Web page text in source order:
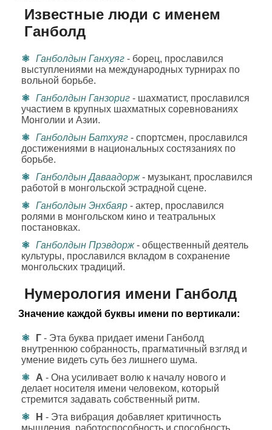
Известные люди с именем
Ганболд
Ганболдын Ганхуяг - борец, прославился
выступлениями на международных турнирах по
вольной борьбе.
Ганболдын Ганзориг - шахматист, прославился
участием в крупных шахматных соревнованиях
Монголии и Азии.
Ганболдын Батхуяг - спортсмен, прославился
достижениями в национальных состязаниях по
борьбе.
Ганболдын Даваадорж- музыкант, прославился
работой в монгольской эстрадной сцене.
Ганболдын Энхбаяр - актер, прославился
ролями в монгольском кино и театральных
постановках.
Ганболдын Прэвдорж- общественный деятель
культуры, прославился вкладом в сохранение
монгольских традиций.
Нумерология имени Ганболд
Значение каждой буквы имени по вертикали:
Г - Эта буква придает имени Ганболд
внутреннюю собранность, прагматичный взгляд и
умение видеть суть без лишнего шума.
А - Она усиливает волю к началу нового и
делает носителя имени человеком, который
стремится задавать собственный ритм.
Н - Эта вибрация добавляет критичность
мышления, работоспособность и способность